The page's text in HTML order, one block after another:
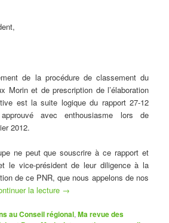
de la procédure de classement du
Morin et de prescription de l’élaboration
est la suite logique du rapport 27-12
avec enthousiasme lors de
2012.
ne peut que souscrire à ce rapport et
le vice-président de leur diligence à la
de ce PNR, que nous appelons de nos
la lecture →
au Conseil régional,Ma revue des